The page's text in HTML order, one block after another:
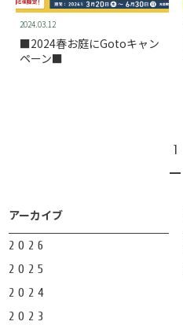
2024.03.12
■2024春お庭にGotoキャン
ペーン■
1
アーカイブ
2026
2025
2024
2023